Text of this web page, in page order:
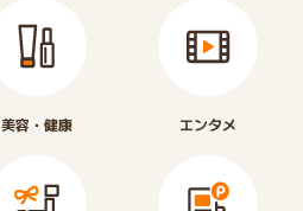
美容・健康 エンタメ